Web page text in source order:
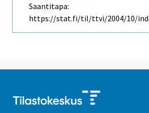
Saantitapa:
https://stat.fi/til/ttvi/2004/10/